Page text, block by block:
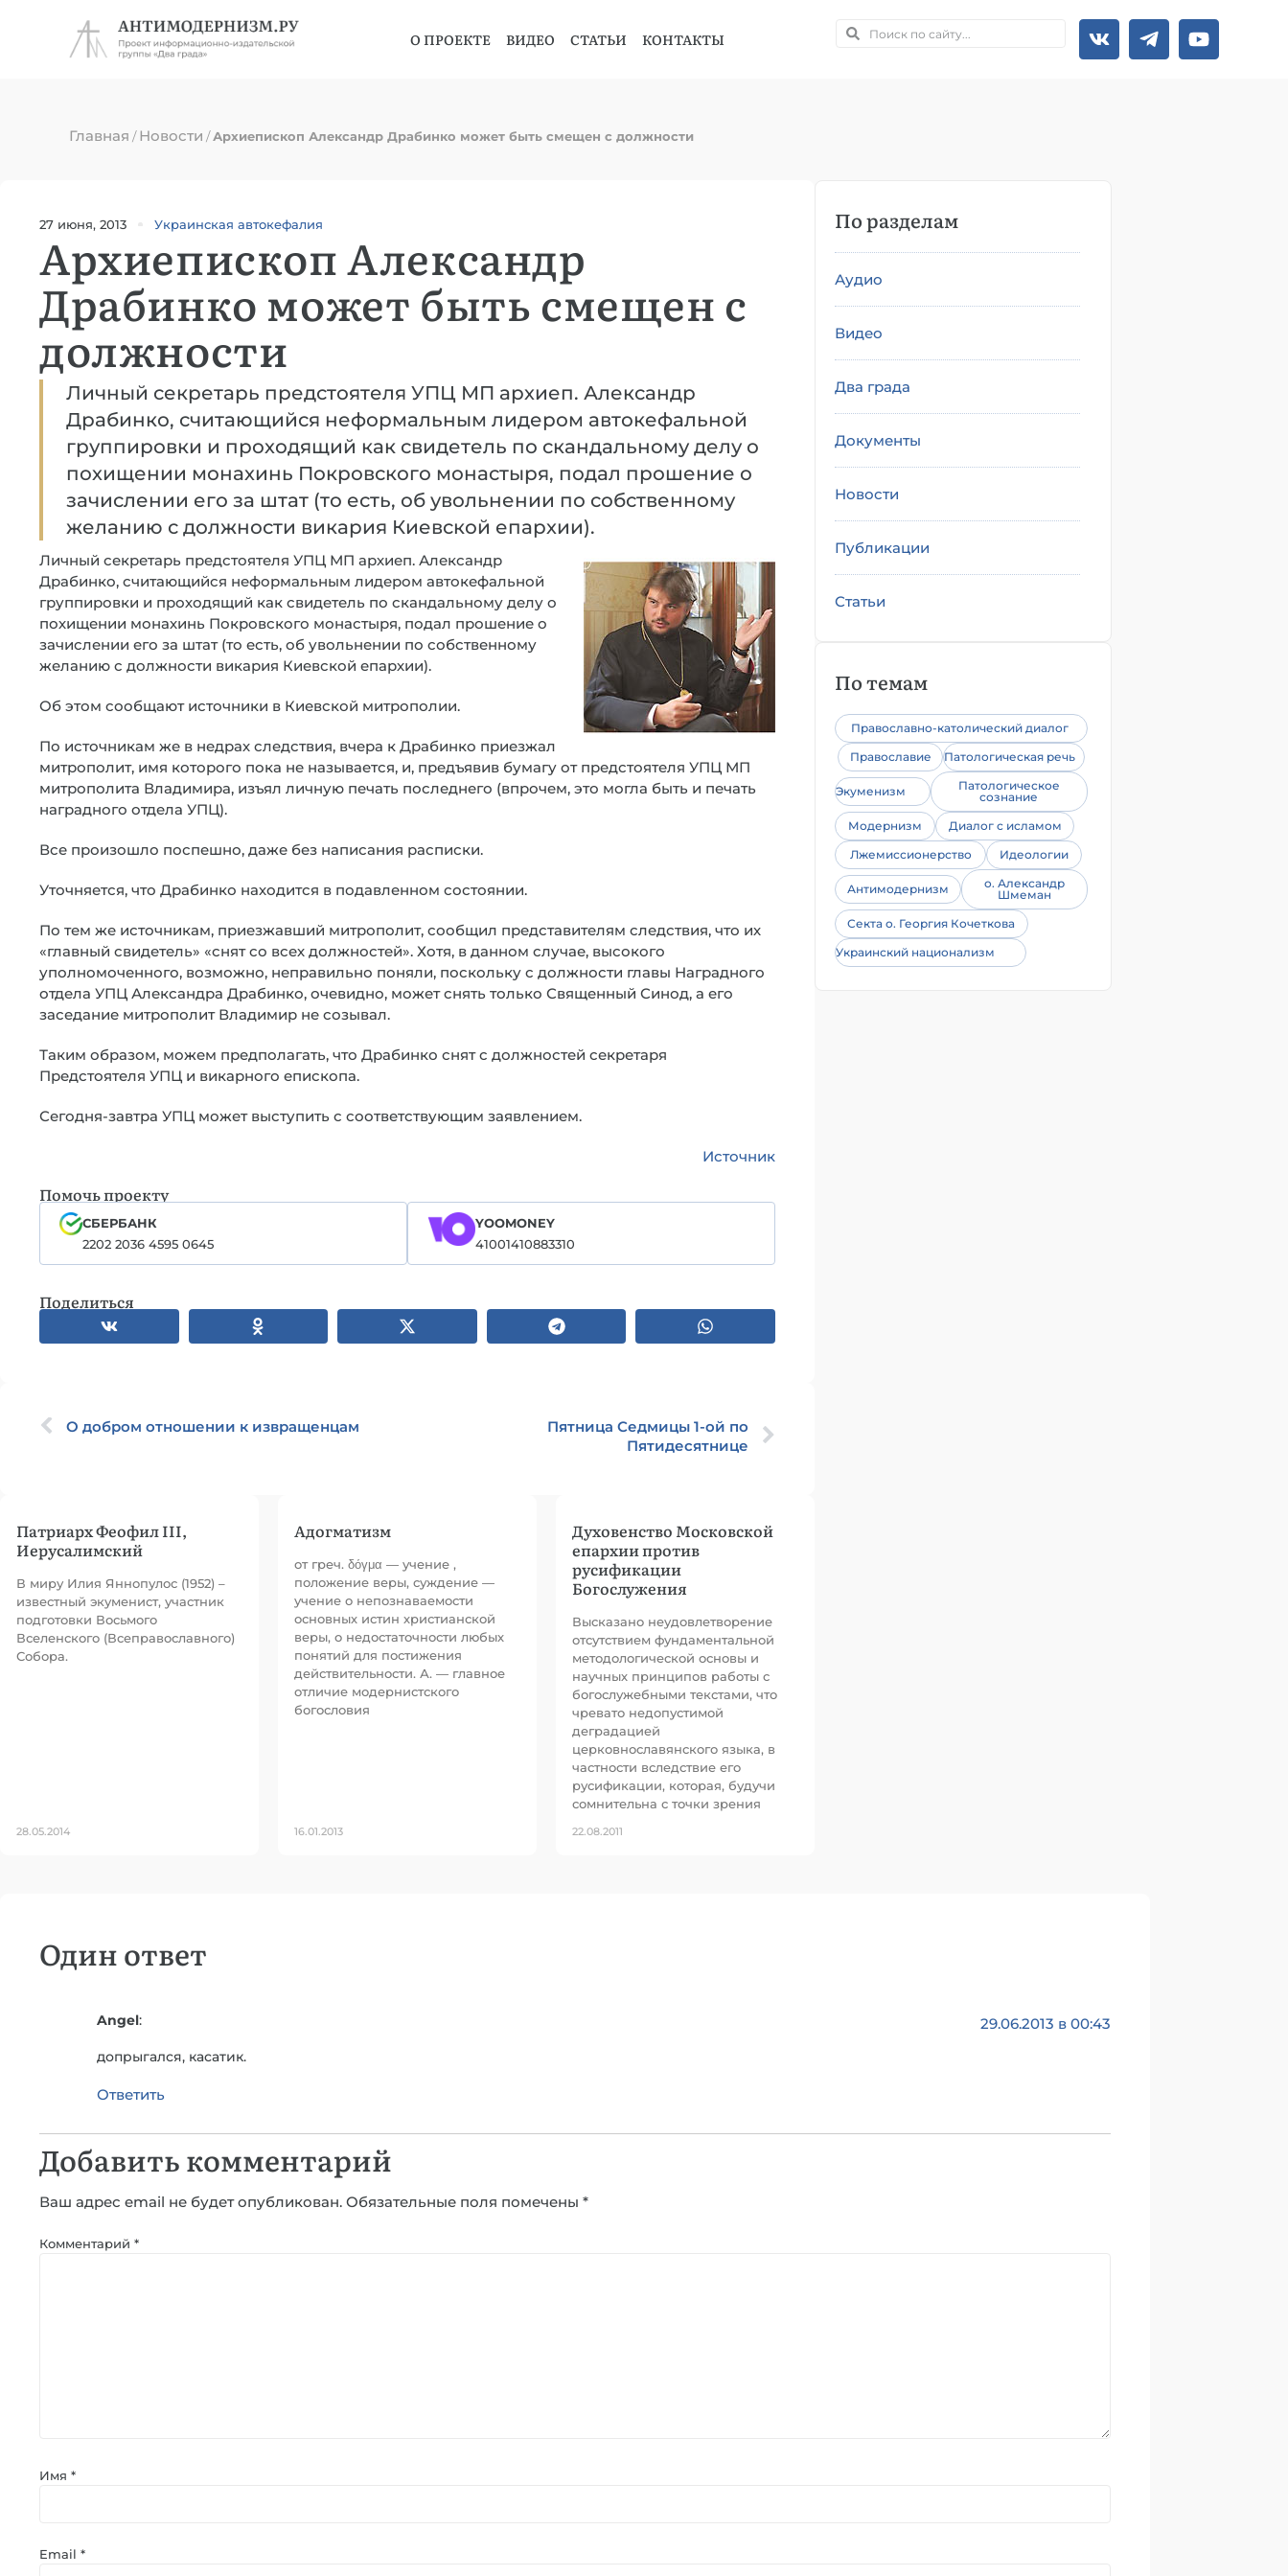
О ПРОЕКТЕ ВИДЕО СТАТЬИ КОНТАКТЫ
Главная /Новости /Архиепископ Александр Драбинко может быть смещен с должности
27 июня, 2013 Украинская автокефалия
Архиепископ Александр
Драбинко может быть смещен с
должности
Личный секретарь предстоятеля УПЦ МП архиеп. Александр
Драбинко, считающийся неформальным лидером автокефальной
группировки и проходящий как свидетель по скандальному делу о
похищении монахинь Покровского монастыря, подал прошение о
зачислении его за штат (то есть, об увольнении по собственному
желанию с должности викария Киевской епархии).
Личный секретарь предстоятеля УПЦ МП архиеп. Александр
Драбинко, считающийся неформальным лидером автокефальной
группировки и проходящий как свидетель по скандальному делу о
похищении монахинь Покровского монастыря, подал прошение о
зачислении его за штат (то есть, об увольнении по собственному
желанию с должности викария Киевской епархии).
Об этом сообщают источники в Киевской митрополии.
По источникам же в недрах следствия, вчера к Драбинко приезжал
митрополит, имя которого пока не называется, и, предъявив бумагу от предстоятеля УПЦ МП
митрополита Владимира, изъял личную печать последнего (впрочем, это могла быть и печать
наградного отдела УПЦ).
Все произошло поспешно, даже без написания расписки.
Уточняется, что Драбинко находится в подавленном состоянии.
По тем же источникам, приезжавший митрополит, сообщил представителям следствия, что их
«главный свидетель» «снят со всех должностей». Хотя, в данном случае, высокого
уполномоченного, возможно, неправильно поняли, поскольку с должности главы Наградного
отдела УПЦ Александра Драбинко, очевидно, может снять только Священный Синод, а его
заседание митрополит Владимир не созывал.
Таким образом, можем предполагать, что Драбинко снят с должностей секретаря
Предстоятеля УПЦ и викарного епископа.
Сегодня-завтра УПЦ может выступить с соответствующим заявлением.
Источник
Помочь проекту
СБЕРБАНК
2202 2036 4595 0645
YOOMONEY
41001410883310
Поделиться
О добром отношении к извращенцам
Пятница Седмицы 1-ой по
Пятидесятнице
Патриарх Феофил III,
Иерусалимский
В миру Илия Яннопулос (1952) –
известный экуменист, участник
подготовки Восьмого
Вселенского (Всеправославного)
Собора.
28.05.2014
Адогматизм
от греч. δόγμα — учение ,
положение веры, суждение —
учение о непознаваемости
основных истин христианской
веры, о недостаточности любых
понятий для постижения
действительности. А. — главное
отличие модернистского
богословия
16.01.2013
Духовенство Московской
епархии против
русификации
Богослужения
Высказано неудовлетворение
отсутствием фундаментальной
методологической основы и
научных принципов работы с
богослужебными текстами, что
чревато недопустимой
деградацией
церковнославянского языка, в
частности вследствие его
русификации, которая, будучи
сомнительна с точки зрения
22.08.2011
По разделам
Аудио
Видео
Два града
Документы
Новости
Публикации
Статьи
По темам
Православно-католический диалог
Православие
Патологическая речь
Экуменизм
Патологическое
сознание
Модернизм
Диалог с исламом
Лжемиссионерство
Идеологии
Антимодернизм
о. Александр
Шмеман
Секта о. Георгия Кочеткова
Украинский национализм
Один ответ
Angel: 29.06.2013 в 00:43
допрыгался, касатик.
Ответить
Добавить комментарий
Ваш адрес email не будет опубликован. Обязательные поля помечены *
Комментарий *
Имя *
Email *